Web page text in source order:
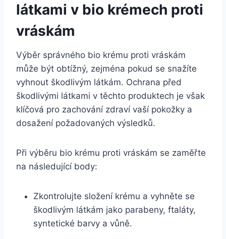
látkami v bio krémech proti
vráskám
Výběr správného bio krému proti vráskám
může ‍být obtížný, zejména pokud se snažíte
vyhnout škodlivým látkám. Ochrana před
škodlivými látkami v těchto produktech je však
klíčová pro zachování zdraví vaší pokožky a
dosažení požadovaných výsledků.
Při výběru bio krému proti vráskám se zaměřte
na následující body:
Zkontrolujte složení krému a vyhněte se
škodlivým látkám jako ‍parabeny, ftaláty,
syntetické barvy a vůně.